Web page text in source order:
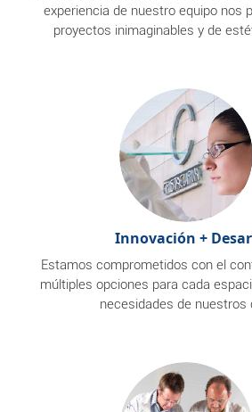
experiencia de nuestro equipo nos
proyectos inimaginables y de
Innovación +
Estamos comprometidos con el
múltiples opciones para cada
necesidades de nuestros